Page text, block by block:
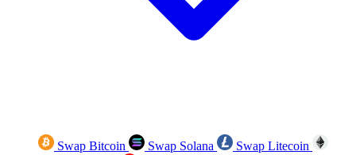
Swap Bitcoin Swap Solana
Swap Litecoin